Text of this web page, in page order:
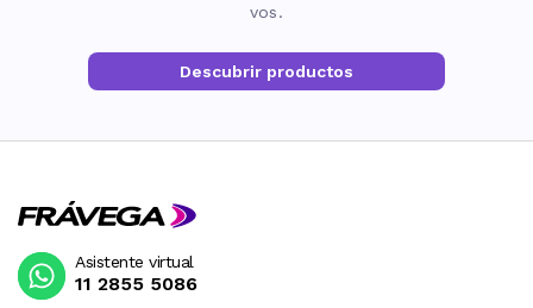
vos.
Descubrir productos
Asistente virtual
11 2855 5086